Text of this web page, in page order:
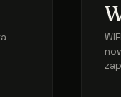
-